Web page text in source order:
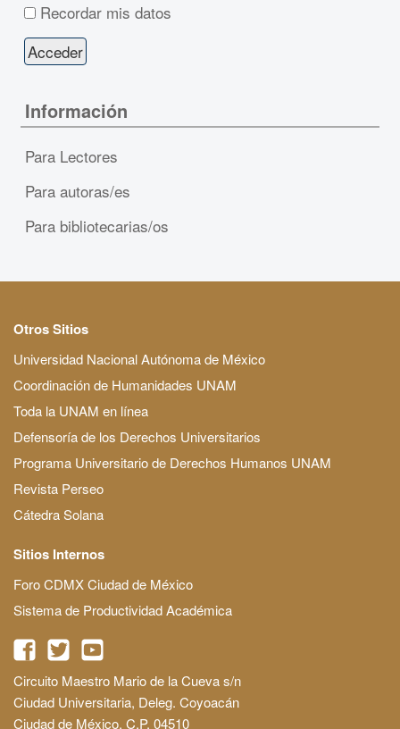
Recordar mis datos
Información
Para Lectores
Para autoras/es
Para bibliotecarias/os
Otros Sitios
Universidad Nacional Autónoma de México
Coordinación de Humanidades UNAM
Toda la UNAM en línea
Defensoría de los Derechos Universitarios
Programa Universitario de Derechos Humanos UNAM
Revista Perseo
Cátedra Solana
Sitios Internos
Foro CDMX Ciudad de México
Sistema de Productividad Académica
Circuito Maestro Mario de la Cueva s/n
Ciudad Universitaria, Deleg. Coyoacán
Ciudad de México, C.P. 04510